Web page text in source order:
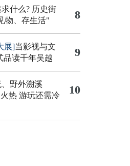
什么? 历史街
物、存生活"
8
展]当影视与文
品读千年吴越
9
野外溯溪
热 游玩还需冷
10